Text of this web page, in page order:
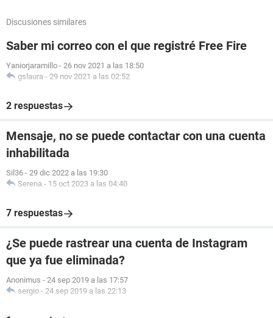
Discusiones similares
Saber mi correo con el que registré Free Fire
Yaniorjaramillo - 26 nov 2021 a las 18:50
gslaura - 29 nov 2021 a las 02:52
2 respuestas
Mensaje, no se puede contactar con una cuenta
inhabilitada
Sil36 - 29 dic 2022 a las 19:30
Serena - 15 oct 2023 a las 04:40
7 respuestas
¿Se puede rastrear una cuenta de Instagram
que ya fue eliminada?
Anonimus - 24 sep 2019 a las 17:57
sergio - 24 sep 2019 a las 22:13